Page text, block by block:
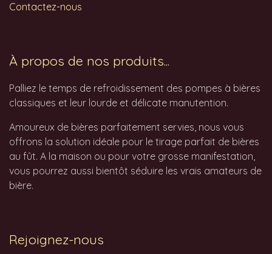
Contactez-nous
À propos de nos produits...
Palliez le temps de refroidissement des pompes à bières
classiques et leur lourde et délicate manutention.
Amoureux de bières parfaitement servies, nous vous
offrons la solution idéale pour le tirage parfait de bières
au fût. A la maison ou pour votre grosse manifestation,
vous pourrez aussi bientôt séduire les vrais amateurs de
bière.
Rejoignez-nous